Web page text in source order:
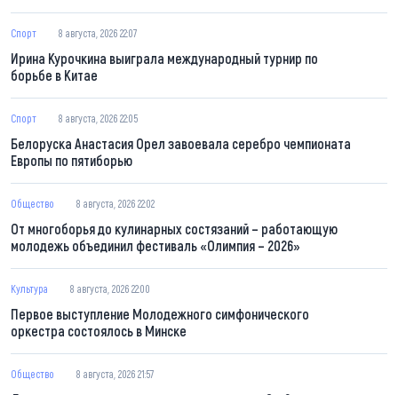
Спорт 8 августа, 2026 22:07
Ирина Курочкина выиграла международный турнир по
борьбе в Китае
Спорт 8 августа, 2026 22:05
Белоруска Анастасия Орел завоевала серебро чемпионата
Европы по пятиборью
Общество 8 августа, 2026 22:02
От многоборья до кулинарных состязаний – работающую
молодежь объединил фестиваль «Олимпия – 2026»
Культура 8 августа, 2026 22:00
Первое выступление Молодежного симфонического
оркестра состоялось в Минске
Общество 8 августа, 2026 21:57